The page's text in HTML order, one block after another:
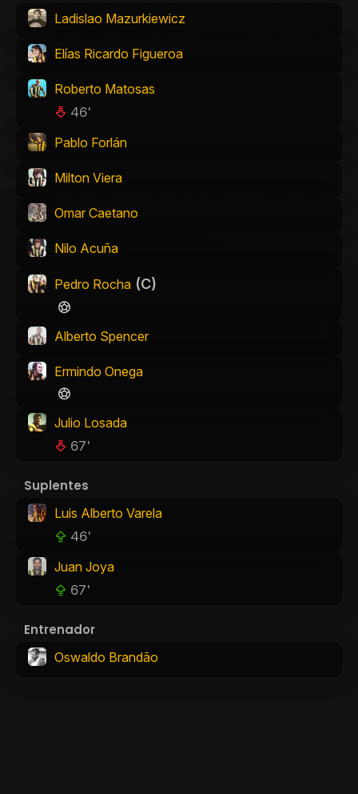
Ladislao Mazurkiewicz
Elías Ricardo Figueroa
Roberto Matosas
46'
Pablo Forlán
Milton Viera
Omar Caetano
Nilo Acuña
Pedro Rocha (C)
Alberto Spencer
Ermindo Onega
Julio Losada
67'
Suplentes
Luis Alberto Varela
46'
Juan Joya
67'
Entrenador
Oswaldo Brandão